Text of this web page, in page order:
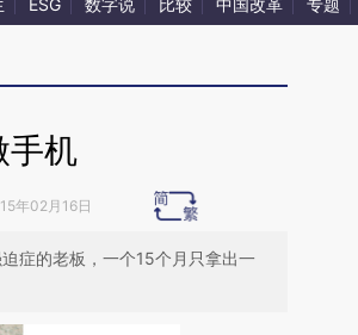
ESG 数字说 比较 中国改革 专题
手机
年02月16日
症的老板，一个15个月只拿出一